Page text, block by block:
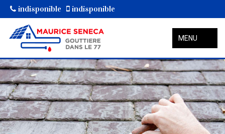
indisponible indisponible
MENU